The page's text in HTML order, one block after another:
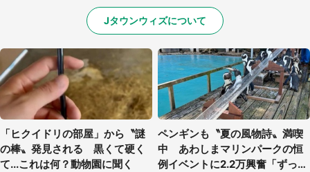
Jタウンウィズについて
「ヒクイドリの部屋」から〝謎
の棒〟発見される 黒くて硬く
て...これは何？動物園に聞く
ペンギンも〝夏の風物詩〟満喫
中 あわしまマリンパークの恒
例イベントに2.2万興奮「ずっと